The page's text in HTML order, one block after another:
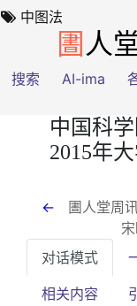
中图法
圕 人
搜索 AI-ima
中国科
2015年
← 圕人堂周
对话模式
相关内容